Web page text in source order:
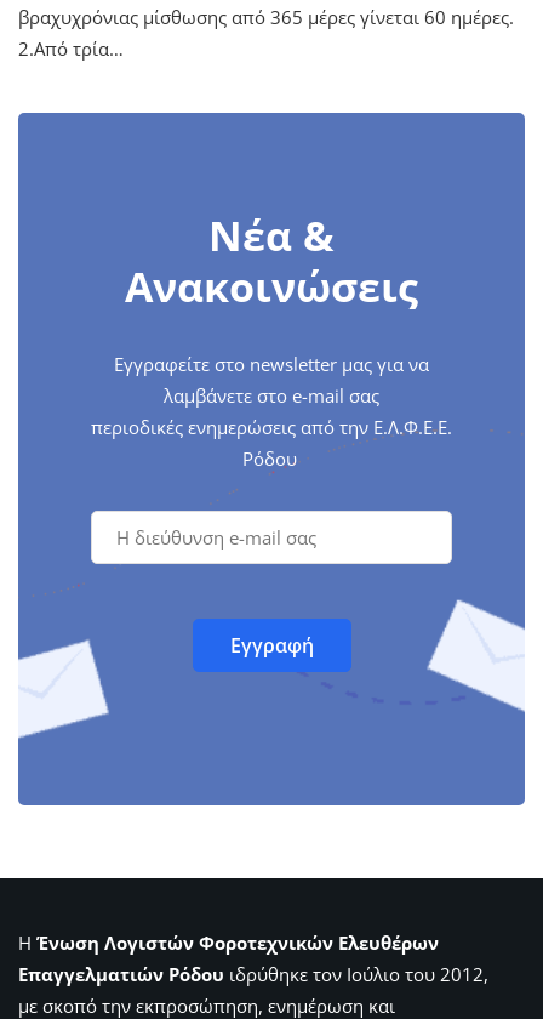
βραχυχρόνιας μίσθωσης από 365 μέρες γίνεται 60 ημέρες.
2.Από τρία…
Νέα &
Ανακοινώσεις
Εγγραφείτε στο newsletter μας για να
λαμβάνετε στο e-mail σας
περιοδικές ενημερώσεις από την Ε.Λ.Φ.Ε.Ε.
Ρόδου
Η Ένωση Λογιστών Φοροτεχνικών Ελευθέρων
Επαγγελματιών Ρόδου ιδρύθηκε τον Ιούλιο του 2012,
με σκοπό την εκπροσώπηση, ενημέρωση και